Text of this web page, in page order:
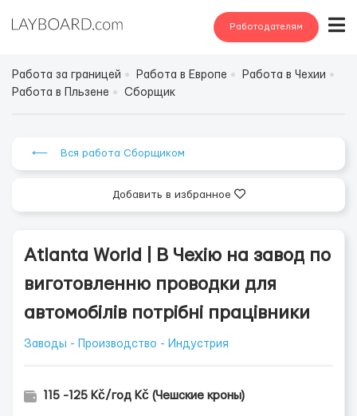
Работодателям
Работа за границей Работа в Европе
Работа в Чехии
Работа в Пльзене
Сборщик
⟵ Вся работа Сборщиком
Добавить в избранное
Atlanta World | В Чехію на завод по
виготовленню проводки для
автомобілів потрібні працівники
Заводы - Производство - Индустрия
115 -125 Kč/год Kč (Чешские кроны)